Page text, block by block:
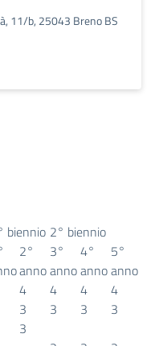
11/b, 25043 Breno BS
biennio 2° biennio
2°
anno
3°
anno
4°
anno
5°
anno
4 4 4
4
3 3 3
3
3